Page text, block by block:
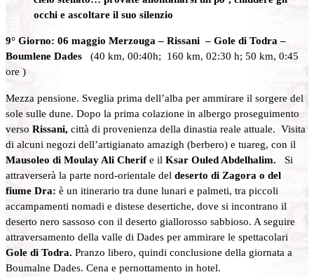
occhi e ascoltare il suo silenzio
9° Giorno: 06 maggio Merzouga – Rissani – Gole di Todra –
Boumlene Dades (40 km, 00:40h; 160 km, 02:30 h; 50 km, 0:45
ore )
Mezza pensione. Sveglia prima dell’alba per ammirare il sorgere del
sole sulle dune. Dopo la prima colazione in albergo proseguimento
verso Rissani, città di provenienza della dinastia reale attuale. Visita
di alcuni negozi dell’artigianato amazigh (berbero) e tuareg, con il
Mausoleo di Moulay Ali Cherife il Ksar Ouled Abdelhalim. Si
attraverserà la parte nord-orientale del deserto di Zagora o del
fiume Dra: è un itinerario tra dune lunari e palmeti, tra piccoli
accampamenti nomadi e distese desertiche, dove si incontrano il
deserto nero sassoso con il deserto giallorosso sabbioso. A seguire
attraversamento della valle di Dades per ammirare le spettacolari
Gole di Todra. Pranzo libero, quindi conclusione della giornata a
Boumalne Dades. Cena e pernottamento in hotel.